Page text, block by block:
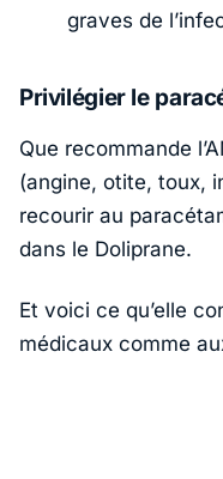
graves de
Privilégier le
Que recommande
(angine, otite, toux,
recourir au
dans le Doliprane.
Et voici ce qu’elle
médicaux comme